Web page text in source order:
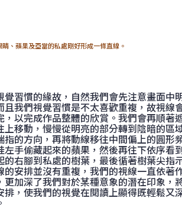
睛、蘋果及亞當的私處剛好形成一條直線。
覺習慣的緣故，自然我們會先注意畫面
且我們視覺習慣是不太喜歡重複，故視
，以完成作品整體的欣賞。我們會再順
上移動，慢慢從明亮的部分轉到陰暗的
指的方向，再將動線移往中間偏上的圓形
左手偷藏起來的蘋果，然後再往下依序
的右腳到私處的樹葉，最後循著樹葉尖
的安排並沒有重複，我們的視線一直依
更加深了我們對於某種意象的潛在印象
排，使我們的視覺在閱讀上顯得既輕鬆